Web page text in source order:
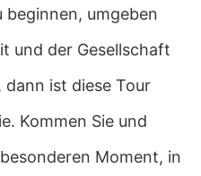
beginnen, umgeben
und der Gesellschaft
ist diese Tour
Kommen Sie und
Moment, in